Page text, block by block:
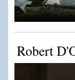
Robert